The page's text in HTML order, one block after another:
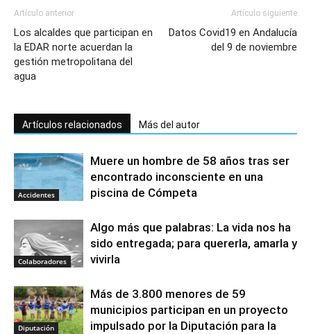
Artículo anterior
Los alcaldes que participan en
la EDAR norte acuerdan la
gestión metropolitana del
agua
Artículo siguiente
Datos Covid19 en Andalucía
del 9 de noviembre
Artículos relacionados Más del autor
Accidentes
Muere un hombre de 58 años tras ser
encontrado inconsciente en una
piscina de Cómpeta
Colaboradores
Algo más que palabras: La vida nos ha
sido entregada; para quererla, amarla y
vivirla
Diputación
Más de 3.800 menores de 59
municipios participan en un proyecto
impulsado por la Diputación para la